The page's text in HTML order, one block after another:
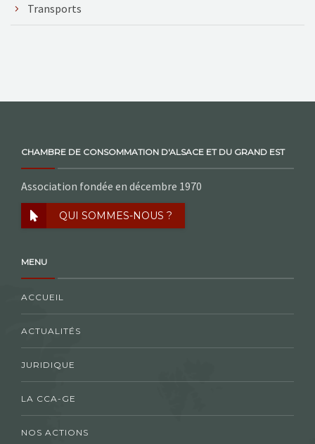
Transports
CHAMBRE DE CONSOMMATION D'ALSACE ET DU GRAND EST
Association fondée en décembre 1970
QUI SOMMES-NOUS ?
MENU
ACCUEIL
ACTUALITÉS
JURIDIQUE
LA CCA-GE
NOS ACTIONS